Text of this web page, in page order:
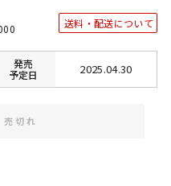
格
送料・配送について
発売
予定日
2025.04.30
売切れ